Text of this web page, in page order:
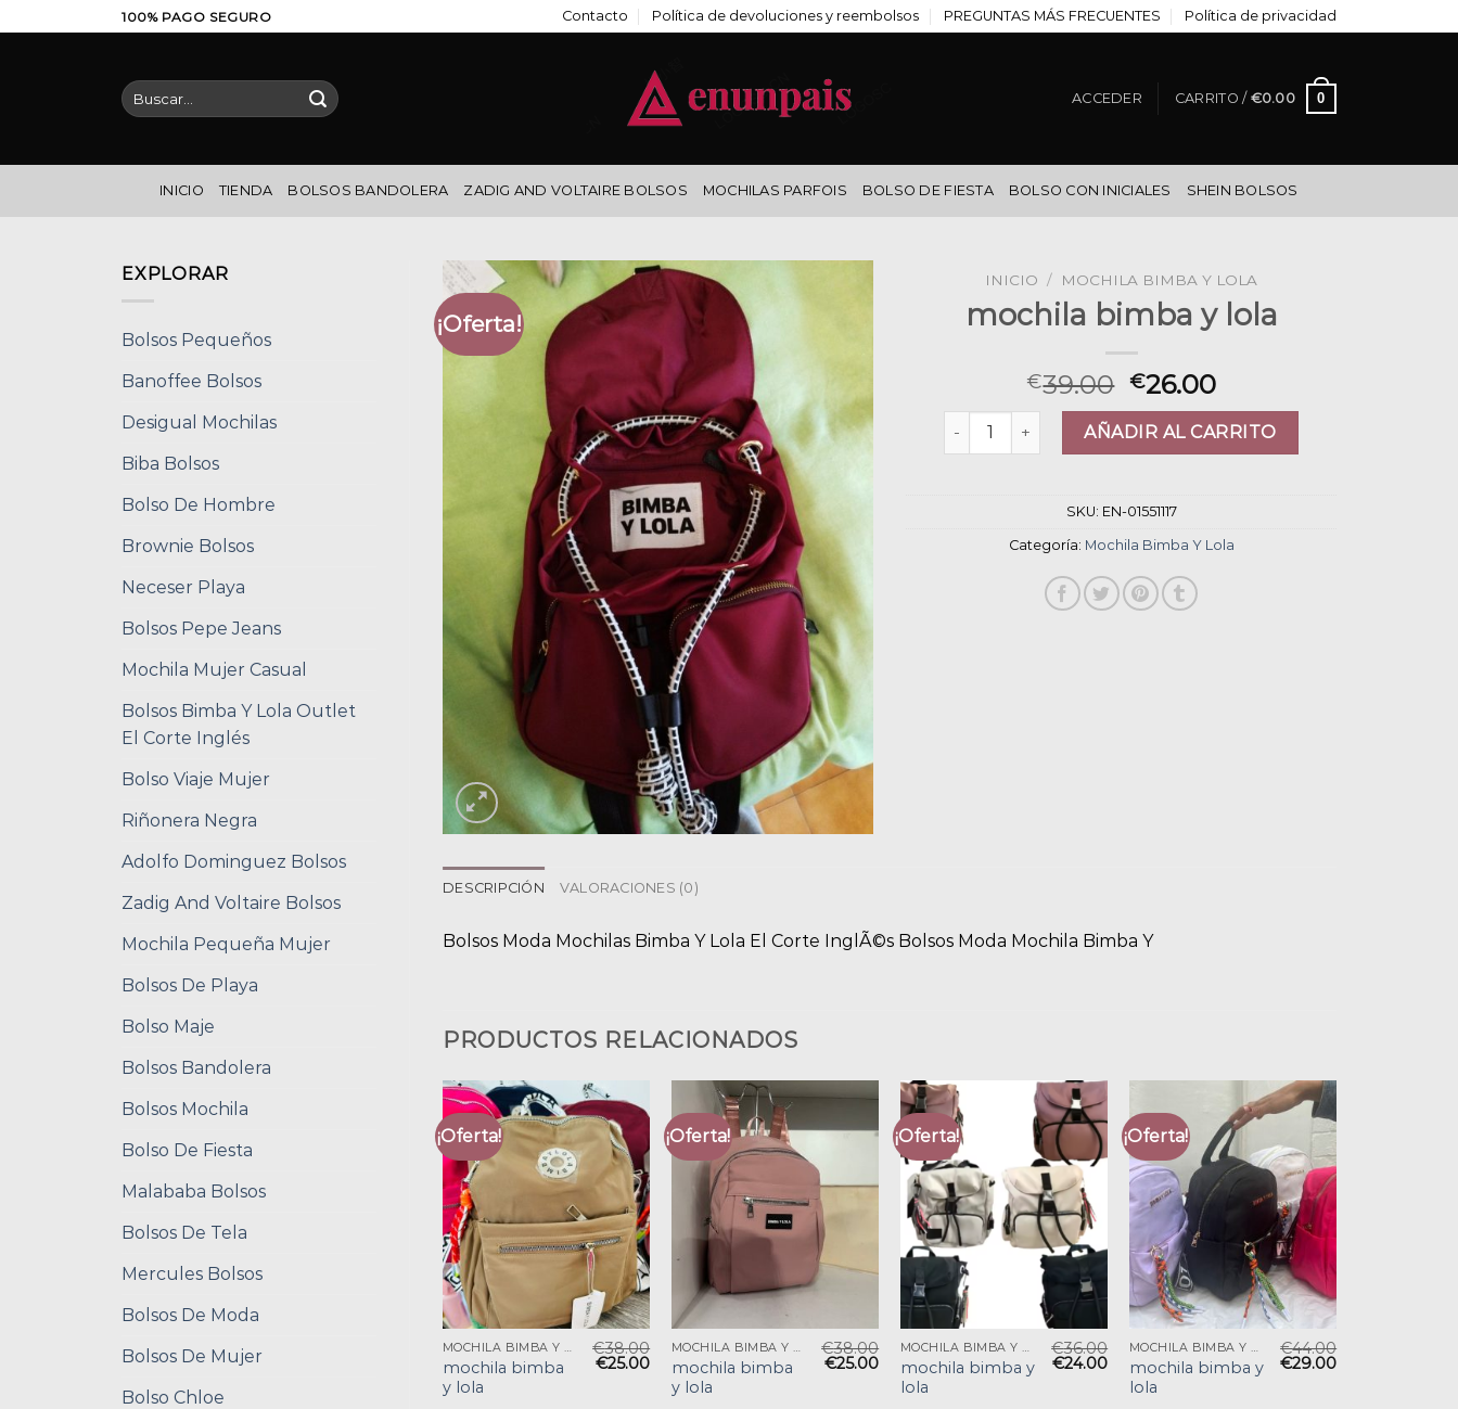
al
100% PAGO SEGURO Contacto Política de devoluciones y reembolsos PREGUNTAS MÁS FRECUENTES Política de privacidad
Buscar
por:
ACCEDER CARRITO / €0.00 0
INICIO TIENDA BOLSOS BANDOLERA ZADIG AND VOLTAIRE BOLSOS MOCHILAS PARFOIS BOLSO DE FIESTA BOLSO CON INICIALES SHEIN BOLSOS
EXPLORAR
Bolsos Pequeños
Banoffee Bolsos
Desigual Mochilas
Biba Bolsos
Bolso De Hombre
Brownie Bolsos
Neceser Playa
Bolsos Pepe Jeans
Mochila Mujer Casual
Bolsos Bimba Y Lola Outlet
El Corte Inglés
Bolso Viaje Mujer
Riñonera Negra
Adolfo Dominguez Bolsos
Zadig And Voltaire Bolsos
Mochila Pequeña Mujer
Bolsos De Playa
Bolso Maje
Bolsos Bandolera
Bolsos Mochila
Bolso De Fiesta
Malababa Bolsos
Bolsos De Tela
Mercules Bolsos
Bolsos De Moda
Bolsos De Mujer
Bolso Chloe
¡Oferta!
INICIO / MOCHILA BIMBA Y LOLA
mochila bimba y lola
€39.00 €26.00
mochila bimba y lola cantidadAÑADIR AL CARRITO
SKU: EN-01551117
Categoría: Mochila Bimba Y Lola
DESCRIPCIÓN VALORACIONES (0)
Bolsos Moda Mochilas Bimba Y Lola El Corte InglÃ©s Bolsos Moda Mochila Bimba Y
PRODUCTOS RELACIONADOS
¡Oferta!
MOCHILA BIMBA Y LOLA
mochila bimba
y lola
€38.00
€25.00
¡Oferta!
MOCHILA BIMBA Y LOLA
mochila bimba
y lola
€38.00
€25.00
¡Oferta!
MOCHILA BIMBA Y LOLA
mochila bimba y
lola
€36.00
€24.00
¡Oferta!
MOCHILA BIMBA Y LOLA
mochila bimba y
lola
€44.00
€29.00